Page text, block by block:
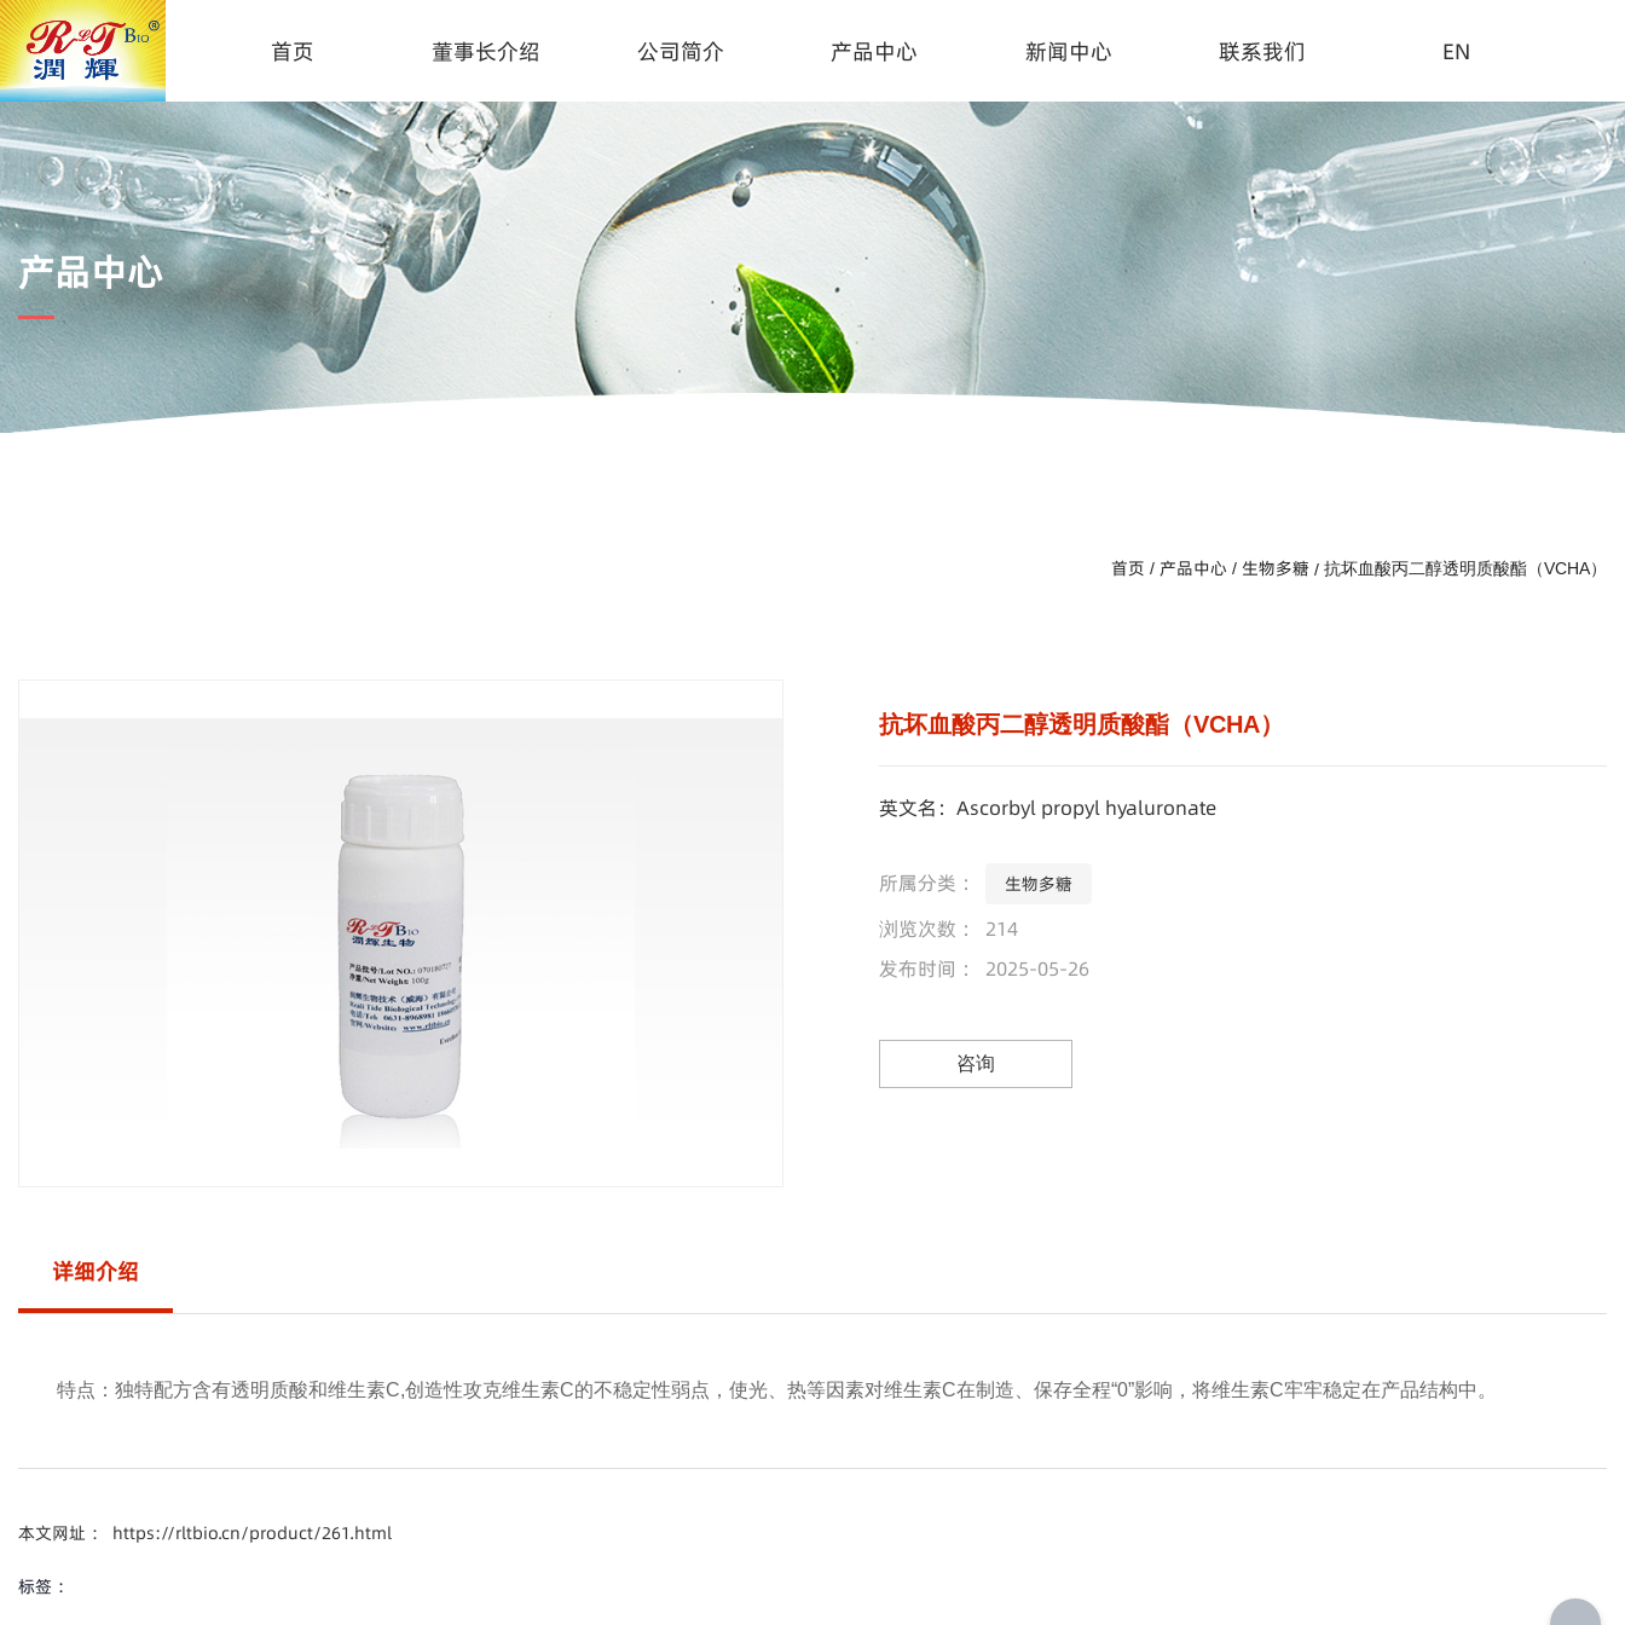
首页 董事长介绍 公司简介 产品中心 新闻中心 联系我们 EN
产品中心
首页 / 产品中心 / 生物多糖 / 抗坏血酸丙二醇透明质酸酯（VCHA）
抗坏血酸丙二醇透明质酸酯（VCHA）
英文名：Ascorbyl propyl hyaluronate
所属分类 ： 生物多糖
浏览次数 ： 214
发布时间 ： 2025-05-26
咨询
详细介绍
特点：独特配方含有透明质酸和维生素C,创造性攻克维生素C的不稳定性弱点，使光、热等因素对维生素C在制造、保存全程“0”影响，将维生素C牢牢稳定在产品结构中。
本文网址 ： https://rltbio.cn/product/261.html
标签 ：